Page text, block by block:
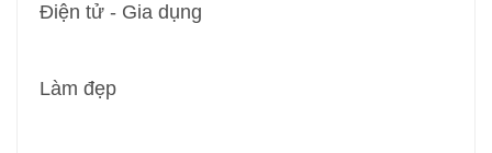
Điện tử - Gia dụng
Làm đẹp